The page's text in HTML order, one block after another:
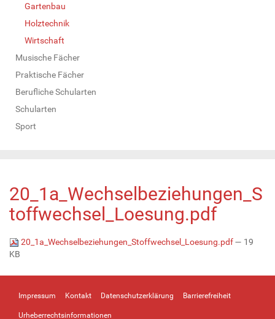
Gartenbau
Holztechnik
Wirtschaft
Musische Fächer
Praktische Fächer
Berufliche Schularten
Schularten
Sport
20_1a_Wechselbeziehungen_S
toffwechsel_Loesung.pdf
20_1a_Wechselbeziehungen_Stoffwechsel_Loesung.pdf— 19
KB
Impressum Kontakt Datenschutzerklärung Barrierefreiheit
Urheberrechtsinformationen